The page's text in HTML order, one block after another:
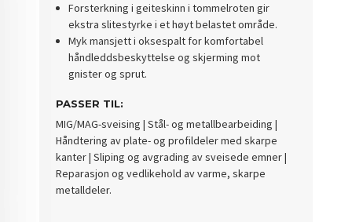
Forsterkning i geiteskinn i tommelroten gir
ekstra slitestyrke i et høyt belastet område.
Myk mansjett i oksespalt for komfortabel
håndleddsbeskyttelse og skjerming mot
gnister og sprut.
PASSER TIL:
MIG/MAG-sveising | Stål- og metallbearbeiding |
Håndtering av plate- og profildeler med skarpe
kanter | Sliping og avgrading av sveisede emner |
Reparasjon og vedlikehold av varme, skarpe
metalldeler.